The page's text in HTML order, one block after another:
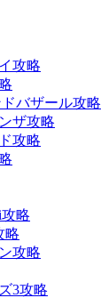
攻略
バザール攻略
ザ攻略
攻略
略
略
攻略
3攻略